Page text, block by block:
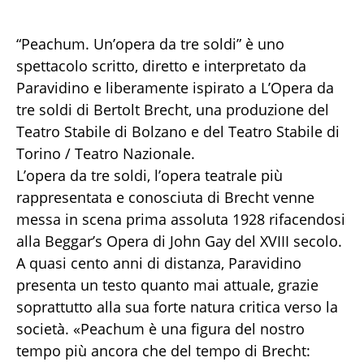
“Peachum. Un’opera da tre soldi” è uno
spettacolo scritto, diretto e interpretato da
Paravidino e liberamente ispirato a L’Opera da
tre soldi di Bertolt Brecht, una produzione del
Teatro Stabile di Bolzano e del Teatro Stabile di
Torino / Teatro Nazionale.
L’opera da tre soldi, l’opera teatrale più
rappresentata e conosciuta di Brecht venne
messa in scena prima assoluta 1928 rifacendosi
alla Beggar’s Opera di John Gay del XVIII secolo.
A quasi cento anni di distanza, Paravidino
presenta un testo quanto mai attuale, grazie
soprattutto alla sua forte natura critica verso la
società. «Peachum è una figura del nostro
tempo più ancora che del tempo di Brecht: